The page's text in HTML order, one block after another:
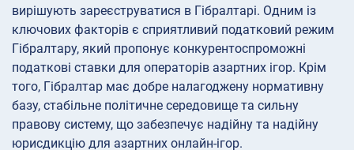
вирішують зареєструватися в Гібралтарі. Одним із
ключових факторів є сприятливий податковий режим
Гібралтару, який пропонує конкурентоспроможні
податкові ставки для операторів азартних ігор. Крім
того, Гібралтар має добре налагоджену нормативну
базу, стабільне політичне середовище та сильну
правову систему, що забезпечує надійну та надійну
юрисдикцію для азартних онлайн-ігор.